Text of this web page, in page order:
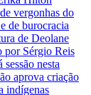
vergonhas do
de burocracia
de Deolane
por Sérgio Reis
sessão nesta
aprova criação
indígenas